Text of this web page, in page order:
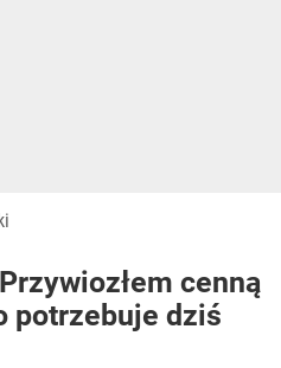
cenną
potrzebuje dziś